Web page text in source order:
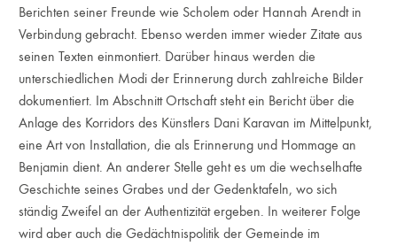
Berichten seiner Freunde wie Scholem oder Hannah Arendt in
Verbindung gebracht. Ebenso werden immer wieder Zitate aus
seinen Texten einmontiert. Darüber hinaus werden die
unterschiedlichen Modi der Erinnerung durch zahlreiche Bilder
dokumentiert. Im Abschnitt Ortschaft steht ein Bericht über die
Anlage des Korridors des Künstlers Dani Karavan im Mittelpunkt,
eine Art von Installation, die als Erinnerung und Hommage an
Benjamin dient. An anderer Stelle geht es um die wechselhafte
Geschichte seines Grabes und der Gedenktafeln, wo sich
ständig Zweifel an der Authentizität ergeben. In weiterer Folge
wird aber auch die Gedächtnispolitik der Gemeinde im